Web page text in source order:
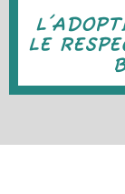
LE